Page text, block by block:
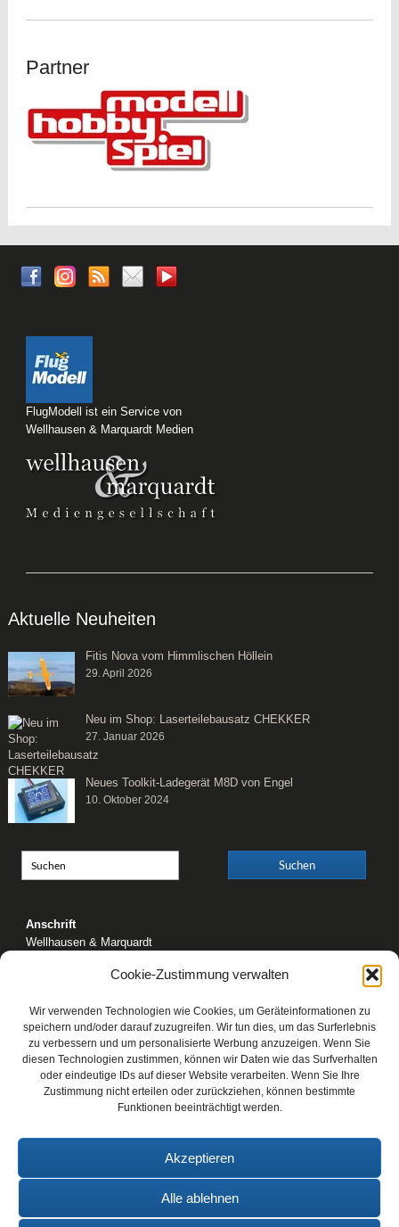
Cookie-Zustimmung verwalten
Wir verwenden Technologien wie Cookies, um Geräteinformationen zu
speichern und/oder darauf zuzugreifen. Wir tun dies, um das Surferlebnis
zu verbessern und um personalisierte Werbung anzuzeigen. Wenn Sie
diesen Technologien zustimmen, können wir Daten wie das Surfverhalten
oder eindeutige IDs auf dieser Website verarbeiten. Wenn Sie Ihre
Zustimmung nicht erteilen oder zurückziehen, können bestimmte
Funktionen beeinträchtigt werden.
Akzeptieren
Alle ablehnen
Partner
FlugModell ist ein Service von
Wellhausen & Marquardt Medien
Aktuelle Neuheiten
Fitis Nova vom Himmlischen Höllein
29. April 2026
Neu im Shop: Laserteilebausatz CHEKKER
27. Januar 2026
Neues Toolkit-Ladegerät M8D von Engel
10. Oktober 2024
Anschrift
Wellhausen & Marquardt
Mundsburger Damm 6
Kontakt
Telefon: 0 40 / 42 91 77-0
E-Mail:post@wm-medien.de
Web:www.wm-medien.de
Copyright © 2026 FlugModell